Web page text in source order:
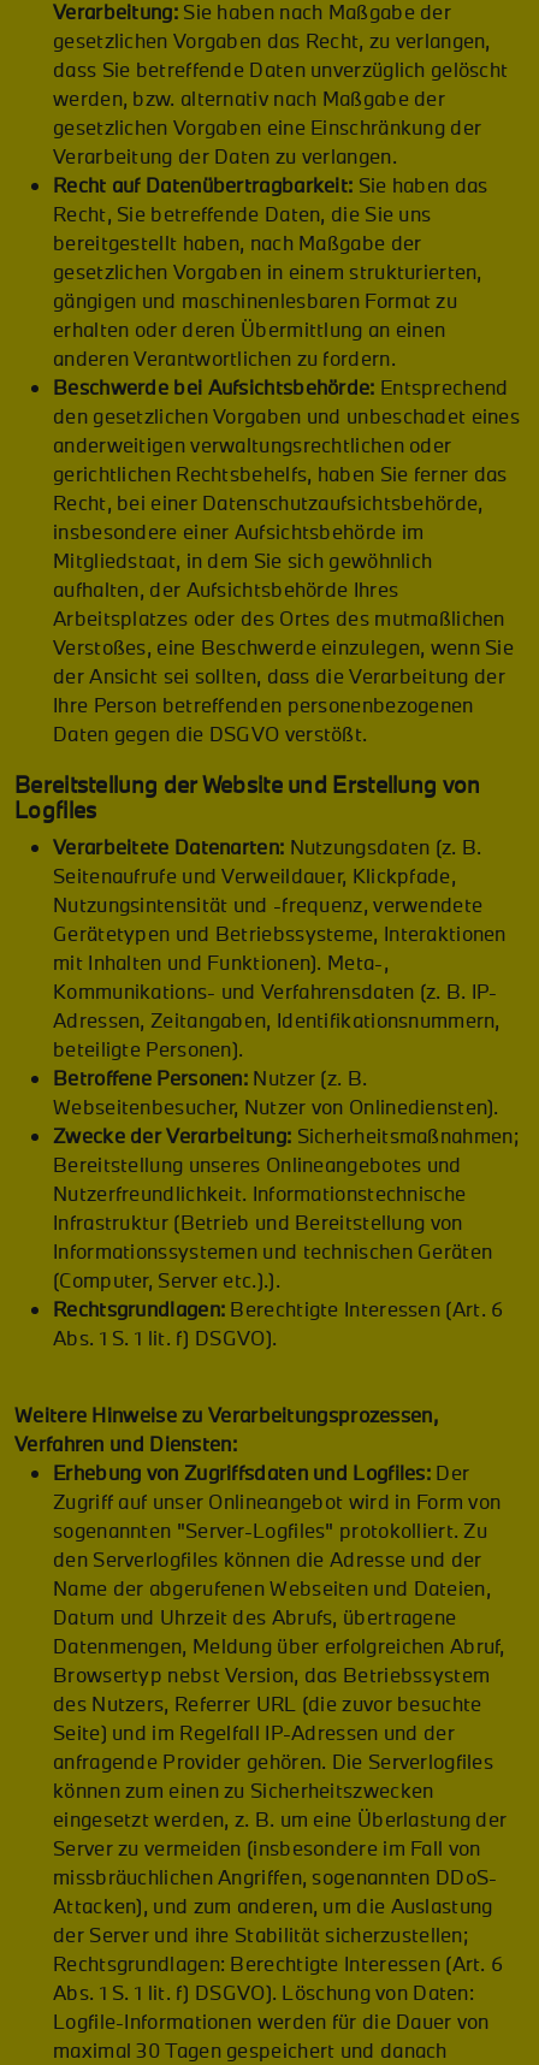
Verarbeitung:Sie haben nach Maßgabe der
gesetzlichen Vorgaben das Recht, zu verlangen,
dass Sie betreffende Daten unverzüglich gelöscht
werden, bzw. alternativ nach Maßgabe der
gesetzlichen Vorgaben eine Einschränkung der
Verarbeitung der Daten zu verlangen.
Recht auf Datenübertragbarkeit: Sie haben das
Recht, Sie betreffende Daten, die Sie uns
bereitgestellt haben, nach Maßgabe der
gesetzlichen Vorgaben in einem strukturierten,
gängigen und maschinenlesbaren Format zu
erhalten oder deren Übermittlung an einen
anderen Verantwortlichen zu fordern.
Beschwerde bei Aufsichtsbehörde: Entsprechend
den gesetzlichen Vorgaben und unbeschadet eines
anderweitigen verwaltungsrechtlichen oder
gerichtlichen Rechtsbehelfs, haben Sie ferner das
Recht, bei einer Datenschutzaufsichtsbehörde,
insbesondere einer Aufsichtsbehörde im
Mitgliedstaat, in dem Sie sich gewöhnlich
aufhalten, der Aufsichtsbehörde Ihres
Arbeitsplatzes oder des Ortes des mutmaßlichen
Verstoßes, eine Beschwerde einzulegen, wenn Sie
der Ansicht sei sollten, dass die Verarbeitung der
Ihre Person betreffenden personenbezogenen
Daten gegen die DSGVO verstößt.
Bereitstellung der Website und Erstellung von
Logfiles
Verarbeitete Datenarten: Nutzungsdaten (z. B.
Seitenaufrufe und Verweildauer, Klickpfade,
Nutzungsintensität und -frequenz, verwendete
Gerätetypen und Betriebssysteme, Interaktionen
mit Inhalten und Funktionen). Meta-,
Kommunikations- und Verfahrensdaten (z. B. IP-
Adressen, Zeitangaben, Identifikationsnummern,
beteiligte Personen).
Betroffene Personen: Nutzer (z. B.
Webseitenbesucher, Nutzer von Onlinediensten).
Zwecke der Verarbeitung: Sicherheitsmaßnahmen;
Bereitstellung unseres Onlineangebotes und
Nutzerfreundlichkeit. Informationstechnische
Infrastruktur (Betrieb und Bereitstellung von
Informationssystemen und technischen Geräten
(Computer, Server etc.).).
Rechtsgrundlagen: Berechtigte Interessen (Art. 6
Abs. 1 S. 1 lit. f) DSGVO).
Weitere Hinweise zu Verarbeitungsprozessen,
Verfahren und Diensten:
Erhebung von Zugriffsdaten und Logfiles: Der
Zugriff auf unser Onlineangebot wird in Form von
sogenannten "Server-Logfiles" protokolliert. Zu
den Serverlogfiles können die Adresse und der
Name der abgerufenen Webseiten und Dateien,
Datum und Uhrzeit des Abrufs, übertragene
Datenmengen, Meldung über erfolgreichen Abruf,
Browsertyp nebst Version, das Betriebssystem
des Nutzers, Referrer URL (die zuvor besuchte
Seite) und im Regelfall IP-Adressen und der
anfragende Provider gehören. Die Serverlogfiles
können zum einen zu Sicherheitszwecken
eingesetzt werden, z. B. um eine Überlastung der
Server zu vermeiden (insbesondere im Fall von
missbräuchlichen Angriffen, sogenannten DDoS-
Attacken), und zum anderen, um die Auslastung
der Server und ihre Stabilität sicherzustellen;
Rechtsgrundlagen: Berechtigte Interessen (Art. 6
Abs. 1 S. 1 lit. f) DSGVO). Löschung von Daten:
Logfile-Informationen werden für die Dauer von
maximal 30 Tagen gespeichert und danach